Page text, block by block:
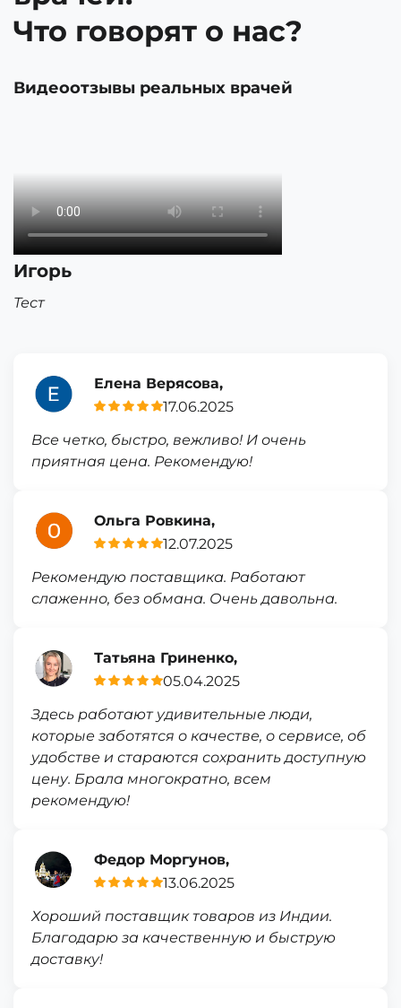
Что говорят о нас?
Видеоотзывы реальных врачей
Игорь
Тест
Елена Верясова,
17.06.2025
Все четко, быстро, вежливо! И очень
приятная цена. Рекомендую!
Ольга Ровкина,
12.07.2025
Рекомендую поставщика. Работают
слаженно, без обмана. Очень давольна.
Татьяна Гриненко,
05.04.2025
Здесь работают удивительные люди,
которые заботятся о качестве, о сервисе, об
удобстве и стараются сохранить доступную
цену. Брала многократно, всем
рекомендую!
Федор Моргунов,
13.06.2025
Хороший поставщик товаров из Индии.
Благодарю за качественную и быструю
доставку!